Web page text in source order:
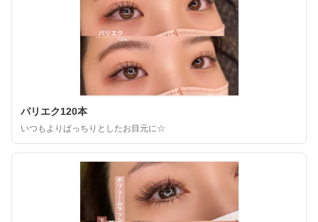
パリエク120本
いつもよりぱっちりとしたお目元に☆